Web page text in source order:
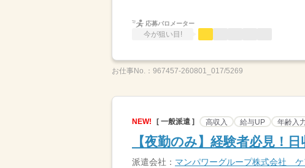
応募バロメーター
今が狙い目!
お仕事No.： 967457-260801_017/5269
NEW! [ 一般派遣 ] 高収入 給与UP 年齢入
【夜勤のみ】経験者必見！
派遣会社： マンパワーグループ株式会社 ケ